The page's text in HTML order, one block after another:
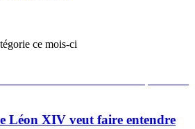
ce mois-ci
Léon XIV veut faire entendre